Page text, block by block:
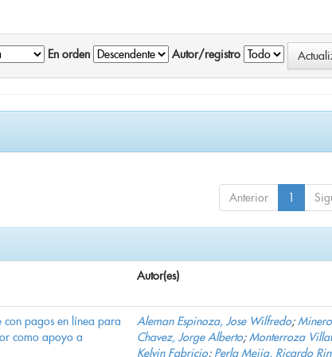
En orden Autor/registro
Anterior 1
Autor(es)
con pagos en línea para
como apoyo a
Aleman Espinoza, Jose Wilfredo;Minero
Chavez, Jorge Alberto;Monterroza
Kelvin Fabricio; Perla Mejia, Ricardo